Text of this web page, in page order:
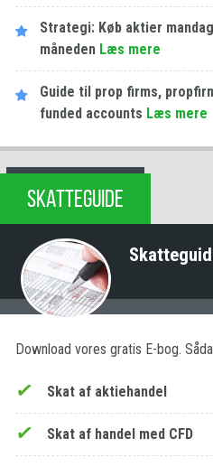
Strategi: Køb aktier
måneden Læs mere
Guide til prop firms,
funded accounts Læs mere
SKATTEGUIDE
Download vores gratis E-bog.
Skat af aktiehandel
Skat af handel med CFD